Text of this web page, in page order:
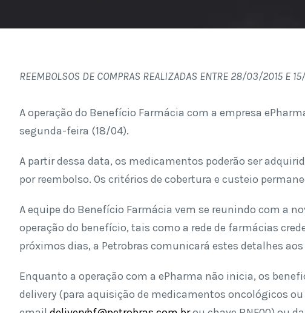
REEMBOLSOS DE COMPRAS REALIZADAS ENTRE 28/03/2015 E
A operação do Benefício Farmácia com a empresa
segunda-feira (18/04).
A partir dessa data, os medicamentos poderão ser
por reembolso. Os critérios de cobertura e custeio
A equipe do Benefício Farmácia vem se reunindo com a
operação do benefício, tais como a rede de farmácias
próximos dias, a Petrobras comunicará estes detalhes
Enquanto a operação com a ePharma não inicia, os
delivery (para aquisição de medicamentos oncológicos